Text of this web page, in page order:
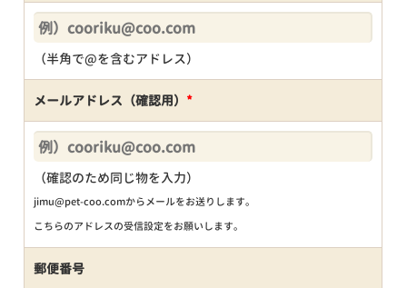
（半角で@を含むアドレス）
メールアドレス（確認用） *
（確認のため同じ物を入力）
jimu@pet-coo.comからメールをお送りします。
こちらのアドレスの受信設定をお願いします。
郵便番号